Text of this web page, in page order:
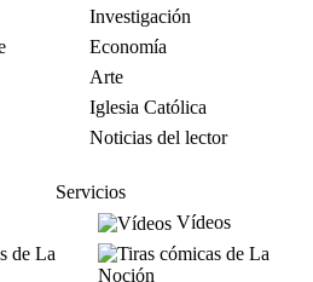
Investigación
Economía
Arte
Iglesia Católica
Noticias del lector
Servicios
Vídeos